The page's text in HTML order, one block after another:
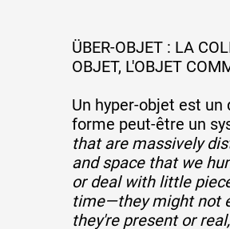
ÜBER-OBJET : LA
OBJET, L'OBJET
Un hyper-objet est
forme peut-être un
that are massively
and space that we
or deal with little
time—they might not
they're present or